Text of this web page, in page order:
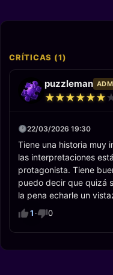
CRÍTICAS (1)
puzzleman
★
★★
★★
★★
★★
★★
★
22/03/2026 19:30
Tiene una historia muy
las interpretaciones
protagonista. Tiene
puedo decir que quizá
la pena echarle un
1 · 0